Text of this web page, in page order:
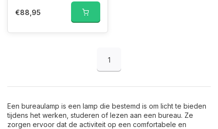
€88,95
1
Een bureaulamp is een lamp die bestemd is om licht te bieden
tijdens het werken, studeren of lezen aan een bureau. Ze
zorgen ervoor dat de activiteit op een comfortabele en